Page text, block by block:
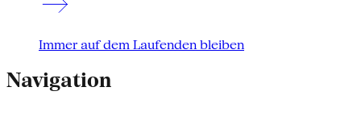
Immer auf dem Laufenden bleiben
Navigation